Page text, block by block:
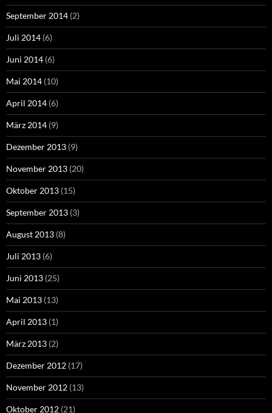
September 2014 (2)
Juli 2014 (6)
Juni 2014 (6)
Mai 2014 (10)
April 2014 (6)
März 2014 (9)
Dezember 2013 (9)
November 2013 (20)
Oktober 2013 (15)
September 2013 (3)
August 2013 (8)
Juli 2013 (6)
Juni 2013 (25)
Mai 2013 (13)
April 2013 (1)
März 2013 (2)
Dezember 2012 (17)
November 2012 (13)
Oktober 2012 (21)